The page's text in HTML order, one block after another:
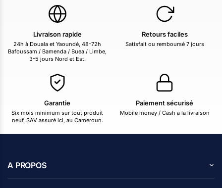
Livraison rapide
24h à Douala et Yaoundé, 48-72h
Bafoussam / Bamenda / Buea / Limbe,
3-5 jours Nord et Est.
Retours faciles
Satisfait ou remboursé 7 jours
Garantie
Six mois minimum sur tout produit
neuf, SAV assuré ici, au Cameroun.
Paiement sécurisé
Mobile money / Cash a la livraison
A PROPOS